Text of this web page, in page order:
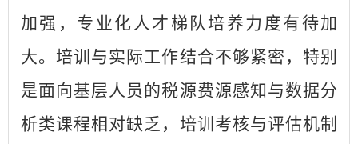
加强，专业化人才梯队培养力度有待加
大。培训与实际工作结合不够紧密，特别
是面向基层人员的税源费源感知与数据分
析类课程相对缺乏，培训考核与评估机制